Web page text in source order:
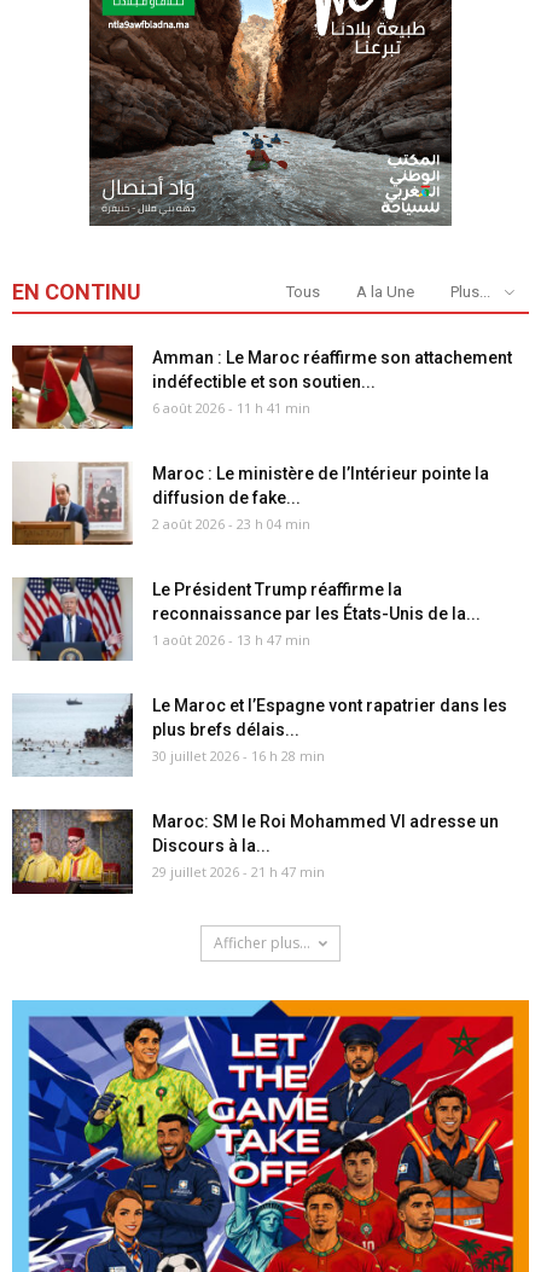
EN CONTINU Tous A la Une Plus...
Amman : Le Maroc réaffirme son attachement
indéfectible et son soutien...
6 août 2026 - 11 h 41 min
Maroc : Le ministère de l’Intérieur pointe la
diffusion de fake...
2 août 2026 - 23 h 04 min
Le Président Trump réaffirme la
reconnaissance par les États-Unis de la...
1 août 2026 - 13 h 47 min
Le Maroc et l’Espagne vont rapatrier dans les
plus brefs délais...
30 juillet 2026 - 16 h 28 min
Maroc: SM le Roi Mohammed VI adresse un
Discours à la...
29 juillet 2026 - 21 h 47 min
Afficher plus...